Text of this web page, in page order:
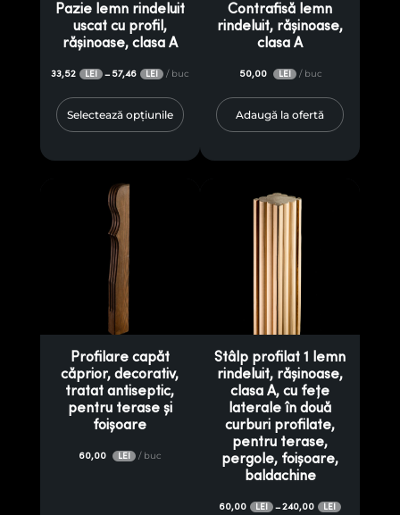
Pazie lemn rindeluit
uscat cu profil,
rășinoase, clasa A
33,52 LEI – 57,46 LEI / buc
Selectează opțiunile
Contrafisă lemn
rindeluit, rășinoase,
clasa A
50,00 LEI / buc
Adaugă la ofertă
Profilare capăt
căprior, decorativ,
tratat antiseptic,
pentru terase și
foișoare
60,00 LEI / buc
Stâlp profilat 1 lemn
rindeluit, rășinoase,
clasa A, cu fețe
laterale în două
curburi profilate,
pentru terase,
pergole, foișoare,
baldachine
60,00 LEI –240,00 LEI